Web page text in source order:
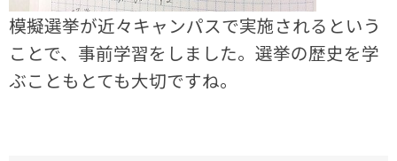
模擬選挙が近々キャンパスで実施されるという
ことで、事前学習をしました。選挙の歴史を学
ぶこともとても大切ですね。